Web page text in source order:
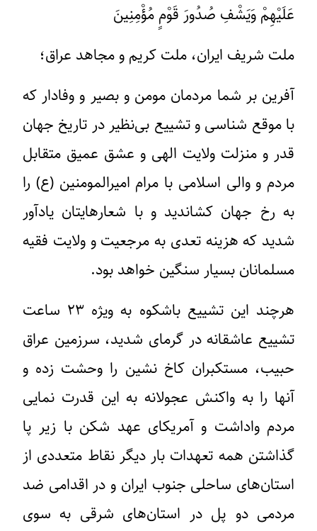
عَلَیْهِمْ وَیَشْفِ صُدُورَ قَوْمٍ مُؤْمِنِینَ
ملت شریف ایران، ملت کریم و مجاهد عراق؛
آفرین بر شما مردمان مومن و بصیر و وفادار که
با موقع شناسی و تشییع بی‌نظیر در تاریخ جهان
قدر و منزلت ولایت الهی و عشق عمیق متقابل
مردم و والی اسلامی با مرام امیرالمومنین (ع) را
به رخ جهان کشاندید و با شعارهایتان یادآور
شدید که هزینه تعدی به مرجعیت و ولایت فقیه
مسلمانان بسیار سنگین خواهد بود.
هرچند این تشییع باشکوه به ویژه ۲۳ ساعت
تشییع عاشقانه در گرمای شدید، سرزمین عراق
حبیب، مستکبران کاخ نشین را وحشت زده و
آنها را به واکنش عجولانه به این قدرت نمایی
مردم واداشت و آمریکای عهد شکن با زیر پا
گذاشتن همه تعهدات بار دیگر نقاط متعددی از
استان‌های ساحلی جنوب ایران و در اقدامی ضد
مردمی دو پل در استان‌های شرقی به سوی